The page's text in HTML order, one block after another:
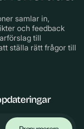
samlar in,
och feedback
till
ställa rätt frågor till